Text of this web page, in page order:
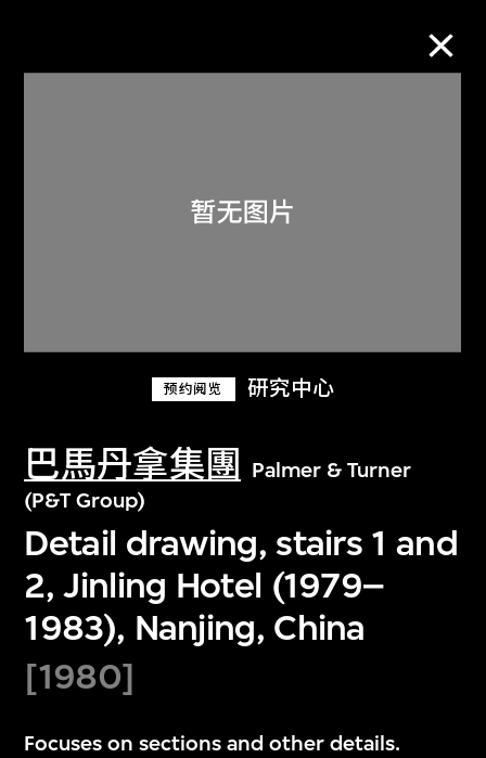
预约阅览 研究中心
巴馬丹拿集團
Palmer & Turner
(P&T Group)
Detail drawing, stairs 1 and
2, Jinling Hotel (1979–
1983), Nanjing, China
[1980]
Focuses on sections and other details.
关于M+藏品
探索世界顶级的二十及二十一世纪视觉
文化藏品。